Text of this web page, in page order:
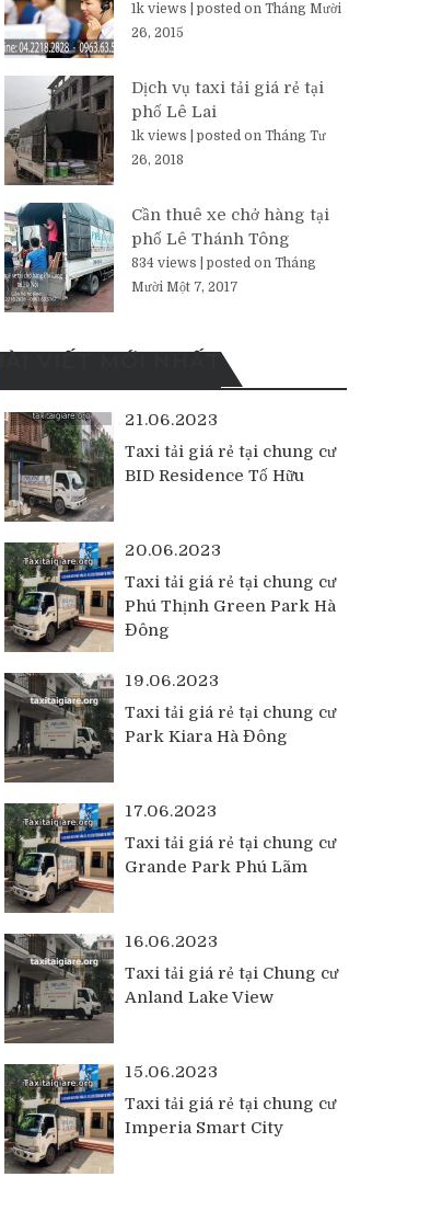
1k views
posted on Tháng Mười
26, 2015
Dịch vụ taxi tải giá rẻ tại
phố Lê Lai
1k views
posted on Tháng Tư
26, 2018
Cần thuê xe chở hàng tại
phố Lê Thánh Tông
834 views
posted on Tháng
Mười Một 7, 2017
BÀI VIẾT MỚI NHẤT
21.06.2023
Taxi tải giá rẻ tại chung cư
BID Residence Tố Hữu
20.06.2023
Taxi tải giá rẻ tại chung cư
Phú Thịnh Green Park Hà
Đông
19.06.2023
Taxi tải giá rẻ tại chung cư
Park Kiara Hà Đông
17.06.2023
Taxi tải giá rẻ tại chung cư
Grande Park Phú Lãm
16.06.2023
Taxi tải giá rẻ tại Chung cư
Anland Lake View
15.06.2023
Taxi tải giá rẻ tại chung cư
Imperia Smart City